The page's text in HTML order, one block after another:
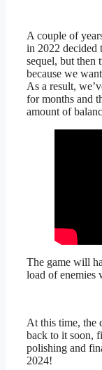
A couple of
in 2022 decided
sequel, but then
because we
As a result,
for months and
amount of
The game will
load of enemies
At this time, the
back to it soon,
polishing and
2024!